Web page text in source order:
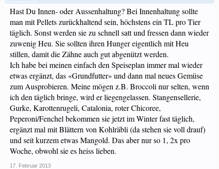
Hast Du Innen- oder Aussenhaltung? Bei Innenhaltung sollte
man mit Pellets zurückhaltend sein, höchstens ein TL pro Tier
täglich. Sonst werden sie zu schnell satt und fressen dann wieder
zuwenig Heu. Sie sollten ihren Hunger eigentlich mit Heu
stillen, damit die Zähne auch gut abgenützt werden.
Ich habe bei meinen einfach den Speiseplan immer mal wieder
etwas ergänzt, das «Grundfutter» und dann mal neues Gemüse
zum Ausprobieren. Meine mögen z.B. Broccoli nur selten, wenn
ich den täglich bringe, wird er liegengelassen. Stangensellerie,
Gurke, Karottenrugeli, Catalonia, roter Chicoree,
Peperoni/Fenchel bekommen sie jetzt im Winter fast täglich,
ergänzt mal mit Blättern von Kohlräbli (da stehen sie voll drauf)
und seit kurzem etwas Mangold. Das aber nur so 1, 2x pro
Woche, obwohl sie es heiss lieben.
17. Februar 2013